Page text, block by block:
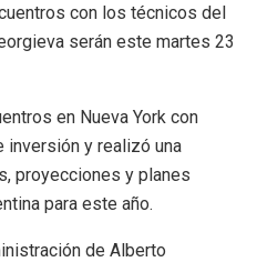
con los técnicos del
serán este martes 23
en Nueva York con
y realizó una
proyecciones y planes
para este año.
de Alberto